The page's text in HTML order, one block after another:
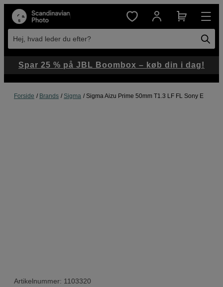
Hej, hvad leder du efter?
Forside Brands Sigma Sigma Aizu Prime 50mm T1.3 LF FL Sony E
Artikelnummer: 1103320
Spar 25 % på JBL Boombox – køb din i dag!